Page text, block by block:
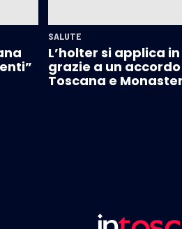
SALUTE
L’holter si applica
grazie a un
Toscana e